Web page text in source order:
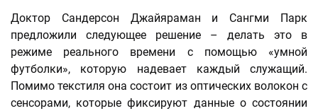
Доктор Сандерсон Джайяраман и Сангми Парк
предложили следующее решение – делать это в
режиме реального времени с помощью «умной
футболки», которую надевает каждый служащий.
Помимо текстиля она состоит из оптических волокон с
сенсорами, которые фиксируют данные о состоянии